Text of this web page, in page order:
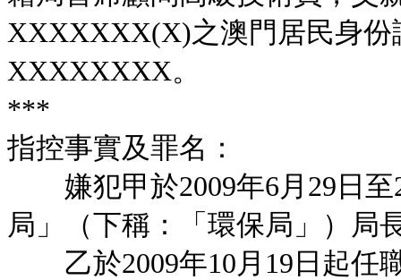
XXXXXXX(X)之澳門居民身
XXXXXXXX。
***
指控事實及罪名：
嫌犯甲於2009年6月29日至
局」（下稱：「環保局」）局
乙於2009年10月19日起任